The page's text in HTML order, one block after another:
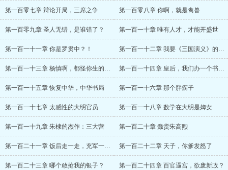
第一百零七章 辩论开局，三席之争 第一百零八章 你啊，就是禽兽
第一百零九章 圣人无错，是谁错了？ 第一百一十章 唯有人才，才能开盛世
第一百一十一章 你是罗贯中？！ 第一百一十二章 我要《三国演义》的版权
第一百一十三章 杨慎啊，都怪你生的太晚 第一百一十四章 皇后，我们办一个书局吧
第一百一十五章 恢复中华，中华书局 第一百一十六章 那个胖瘸子
第一百一十七章 太感性的大明官员 第一百一十八章 数学在大明是婢女
第一百一十九章 朱棣的杰作：三大营 第一百二十章 蠢货朱高煦
第一百二十一章 饭后走一走，充军一辈游 第一百二十二章 天子，你爹发怒了
第一百二十三章 哪个敢抢我的银子？ 第一百二十四章 百官逼宫，欲废新政？